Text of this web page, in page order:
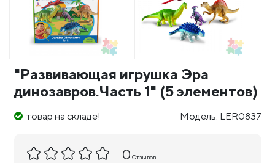
"Развивающая игрушка Эра
динозавров.Часть 1" (5 элементов)
товар на складе! Модель: LER0837
0 Отзывов